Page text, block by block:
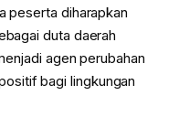
peserta diharapkan
duta daerah
agen perubahan
bagi lingkungan